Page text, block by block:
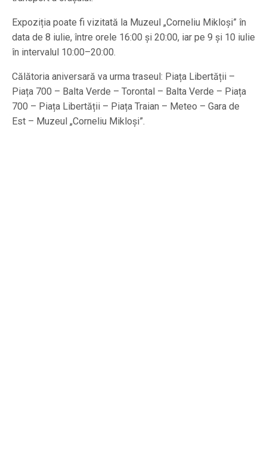
Expoziția poate fi vizitată la Muzeul „Corneliu Mikloși” în
data de 8 iulie, între orele 16:00 și 20:00, iar pe 9 și 10 iulie
în intervalul 10:00–20:00.
Călătoria aniversară va urma traseul: Piața Libertății –
Piața 700 – Balta Verde – Torontal – Balta Verde – Piața
700 – Piața Libertății – Piața Traian – Meteo – Gara de
Est – Muzeul „Corneliu Mikloși”.